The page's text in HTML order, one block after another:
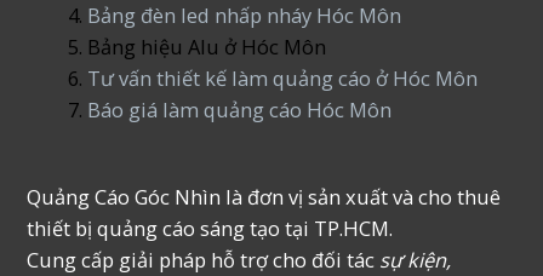
Bảng đèn led nhấp nháy Hóc Môn
Bảng hiệu Alu ở Hóc Môn
Tư vấn thiết kế làm quảng cáo ở Hóc Môn
Báo giá làm quảng cáo Hóc Môn
Quảng Cáo Góc Nhìn là đơn vị sản xuất và cho thuê
thiết bị quảng cáo sáng tạo tại TP.HCM.
Cung cấp giải pháp hỗ trợ cho đối tác sự kiện,